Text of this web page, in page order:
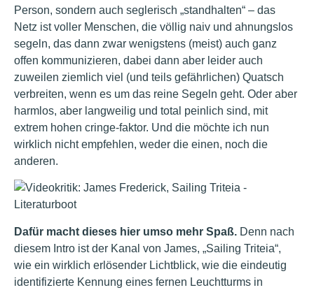
Person, sondern auch seglerisch „standhalten“ – das
Netz ist voller Menschen, die völlig naiv und ahnungslos
segeln, das dann zwar wenigstens (meist) auch ganz
offen kommunizieren, dabei dann aber leider auch
zuweilen ziemlich viel (und teils gefährlichen) Quatsch
verbreiten, wenn es um das reine Segeln geht. Oder aber
harmlos, aber langweilig und total peinlich sind, mit
extrem hohen cringe-faktor. Und die möchte ich nun
wirklich nicht empfehlen, weder die einen, noch die
anderen.
Dafür macht dieses hier umso mehr Spaß. Denn nach
diesem Intro ist der Kanal von James, „Sailing Triteia“,
wie ein wirklich erlösender Lichtblick, wie die eindeutig
identifizierte Kennung eines fernen Leuchtturms in